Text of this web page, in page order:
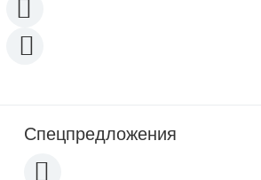
Спецпредложения